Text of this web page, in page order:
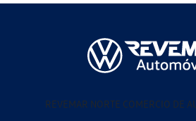
REVEMAR NORTE COMERCIO DE